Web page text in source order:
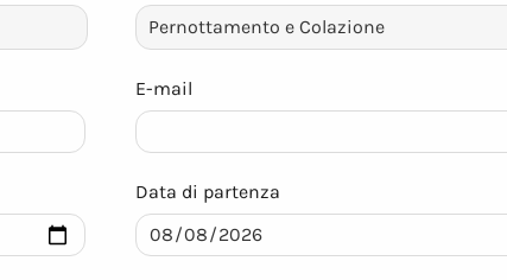
E-mail
Data di partenza